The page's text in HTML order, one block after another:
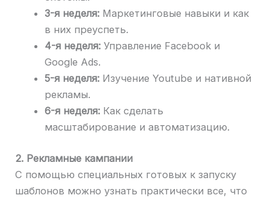
3-я неделя: Маркетинговые навыки и как
в них преуспеть.
4-я неделя:Управление Facebook и
Google Ads.
5-я неделя: Изучение Youtube и нативной
рекламы.
6-я неделя: Как сделать
масштабирование и автоматизацию.
2. Рекламные кампании
С помощью специальных готовых к запуску
шаблонов можно узнать практически все, что